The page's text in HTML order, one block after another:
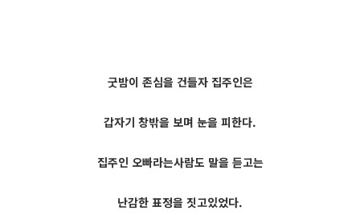
굿밤이 존심을 건들자 집주인은
갑자기 창밖을 보며 눈을 피한다.
집주인 오빠라는사람도 말을 듣고는
난감한 표정을 짓고있었다.